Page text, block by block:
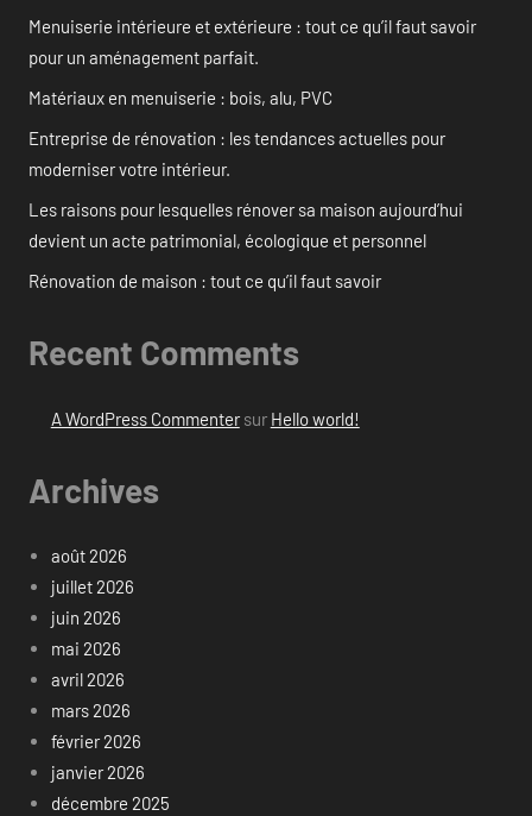
Menuiserie intérieure et extérieure : tout ce qu’il faut savoir
pour un aménagement parfait.
Matériaux en menuiserie : bois, alu, PVC
Entreprise de rénovation : les tendances actuelles pour
moderniser votre intérieur.
Les raisons pour lesquelles rénover sa maison aujourd’hui
devient un acte patrimonial, écologique et personnel
Rénovation de maison : tout ce qu’il faut savoir
Recent Comments
A WordPress Commentersur Hello world!
Archives
août 2026
juillet 2026
juin 2026
mai 2026
avril 2026
mars 2026
février 2026
janvier 2026
décembre 2025